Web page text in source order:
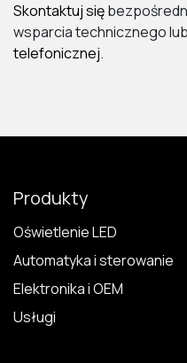
Skontaktuj się
wsparcia technicznego lub
telefonicznej.
Produkty
Oświetlenie LED
Automatyka i sterowanie
Elektronika i OEM
Usługi